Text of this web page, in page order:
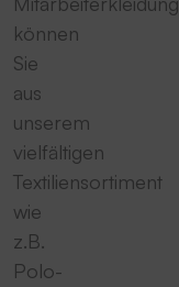
können
Sie
aus
unserem
vielfältigen
Textiliensortiment
wie
z.B.
Polo-